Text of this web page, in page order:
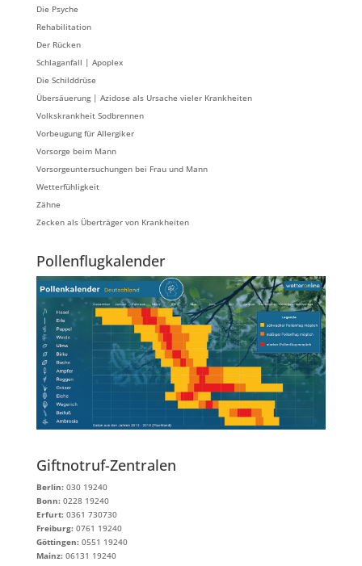
Die Psyche
Rehabilitation
Der Rücken
Schlaganfall | Apoplex
Die Schilddrüse
Übersäuerung | Azidose als Ursache vieler Krankheiten
Volkskrankheit Sodbrennen
Vorbeugung für Allergiker
Vorsorge beim Mann
Vorsorgeuntersuchungen bei Frau und Mann
Wetterfühligkeit
Zähne
Zecken als Überträger von Krankheiten
Pollenflugkalender
Giftnotruf-Zentralen
Berlin:030 19240
Bonn:0228 19240
Erfurt:0361 730730
Freiburg:0761 19240
Göttingen:0551 19240
Mainz:06131 19240